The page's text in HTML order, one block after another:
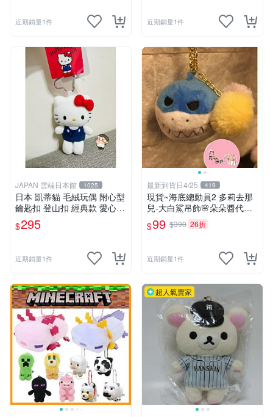
近期銷量1件 近期銷量1件
JAPAN 雲端日本館 1025
日本 凱蒂貓 毛絨玩偶 附心型
鑰匙扣 登山扣 經典款 愛心
心型
$295
近期銷量1件
最新到貨日4/25 419
現貨~海底總動員2 多莉去那
兒-大白鯊吊飾🌸朵朵醬代購
🌸
$99 $390 26折
近期銷量1件
超人氣賣家